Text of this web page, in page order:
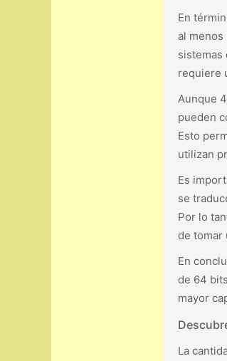
En
al menos
sistemas
requiere
Aunque
pueden
Esto
utilizan
Es
se
Por lo
de tomar
En
de 64
mayor
La